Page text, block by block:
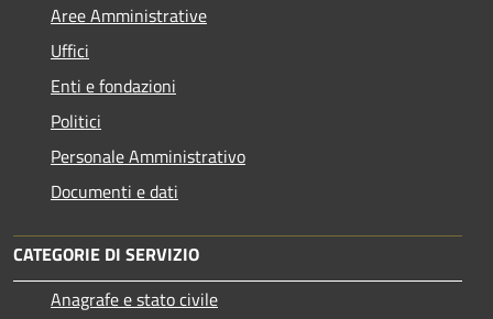
Aree Amministrative
Uffici
Enti e fondazioni
Politici
Personale Amministrativo
Documenti e dati
CATEGORIE DI SERVIZIO
Anagrafe e stato civile